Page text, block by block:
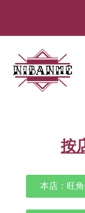
按
本店：旺